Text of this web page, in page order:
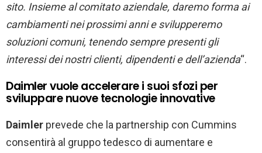
sito. Insieme al comitato aziendale, daremo forma ai
cambiamenti nei prossimi anni e svilupperemo
soluzioni comuni, tenendo sempre presenti gli
interessi dei nostri clienti, dipendenti e dell’azienda“.
Daimler vuole accelerare i suoi sfozi per
sviluppare nuove tecnologie innovative
Daimler prevede che la partnership con Cummins
consentirà al gruppo tedesco di aumentare e